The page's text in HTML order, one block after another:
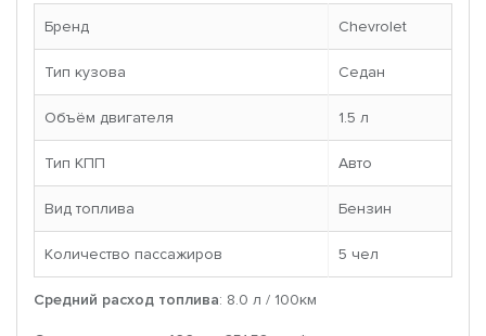
Бренд Chevrolet
Тип кузова Седан
Объём двигателя 1.5 л
Тип КПП Авто
Вид топлива Бензин
Количество пассажиров 5 чел
Средний расход топлива: 8.0 л / 100км